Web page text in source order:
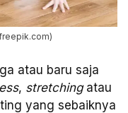
atau baru saja
, stretchingatau
yang sebaiknya